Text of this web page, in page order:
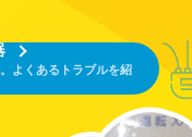
よくあるトラブルを紹